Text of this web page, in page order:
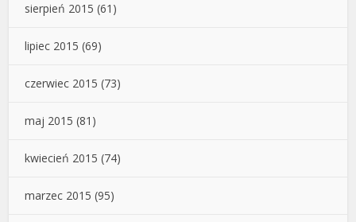
sierpień 2015 (61)
lipiec 2015 (69)
czerwiec 2015 (73)
maj 2015 (81)
kwiecień 2015 (74)
marzec 2015 (95)